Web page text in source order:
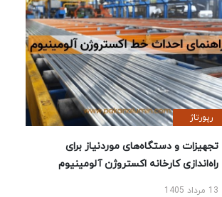
رپورتاژ
تجهیزات و دستگاه‌های موردنیاز برای
راه‌اندازی کارخانه اکستروژن آلومینیوم
13 مرداد 1405